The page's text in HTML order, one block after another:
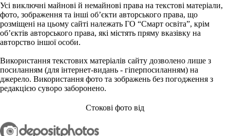
Усі виключні майнові й немайнові права на текстові матеріали,
фото, зображення та інші об’єкти авторського права, що
розміщені на цьому сайті належать ГО “Смарт освіта”, крім
об’єктів авторського права, які містять пряму вказівку на
авторство іншої особи.
Використання текстових матеріалів сайту дозволено лише з
посиланням (для інтернет-видань - гіперпосиланням) на
джерело. Використання фото та зображень без погодження з
редакцією суворо заборонено.
Стокові фото від